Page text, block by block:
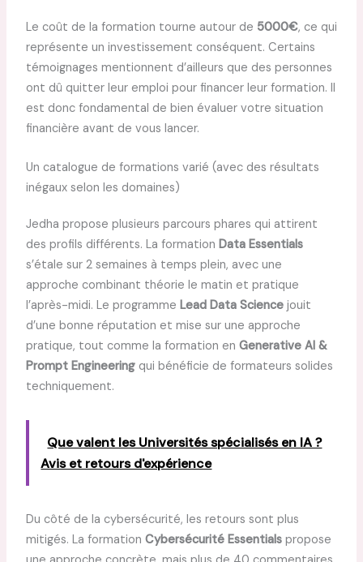
Le coût de la formation tourne autour de 5000€, ce qui
représente un investissement conséquent. Certains
témoignages mentionnent d’ailleurs que des personnes
ont dû quitter leur emploi pour financer leur formation. Il
est donc fondamental de bien évaluer votre situation
financière avant de vous lancer.
Un catalogue de formations varié (avec des résultats
inégaux selon les domaines)
Jedha propose plusieurs parcours phares qui attirent
des profils différents. La formation Data Essentials
s’étale sur 2 semaines à temps plein, avec une
approche combinant théorie le matin et pratique
l’après-midi. Le programme Lead Data Sciencejouit
d’une bonne réputation et mise sur une approche
pratique, tout comme la formation en Generative AI &
Prompt Engineeringqui bénéficie de formateurs solides
techniquement.
Que valent les Universités spécialisés en IA ?
Avis et retours d'expérience
Du côté de la cybersécurité, les retours sont plus
mitigés. La formation Cybersécurité Essentialspropose